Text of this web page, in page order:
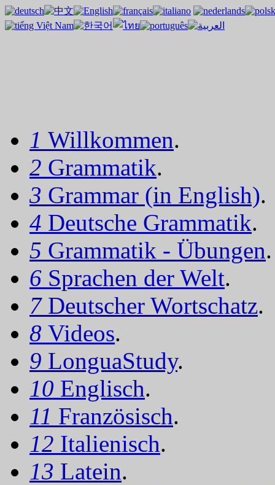
1 Willkommen.
2 Grammatik.
3 Grammar (in English).
4 Deutsche Grammatik.
5 Grammatik - Übungen.
6 Sprachen der Welt.
7 Deutscher Wortschatz.
8 Videos.
9 LonguaStudy.
10 Englisch.
11 Französisch.
12 Italienisch.
13 Latein.